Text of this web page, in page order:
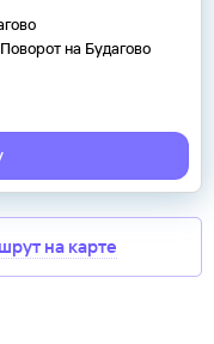
на Будагово
на карте